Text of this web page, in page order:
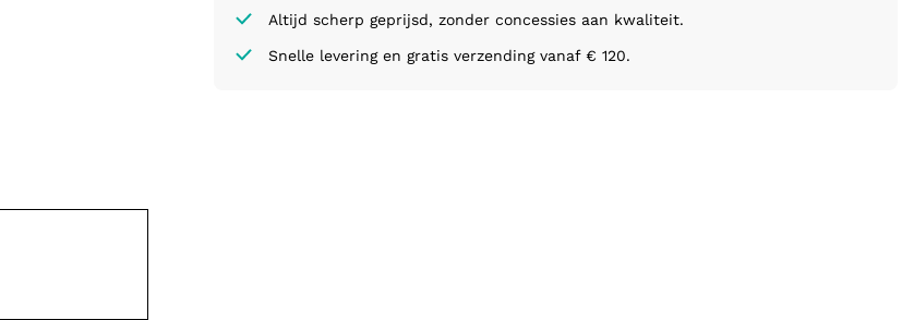
Altijd scherp geprijsd, zonder concessies aan kwaliteit.
Snelle levering en gratis verzending vanaf € 120.